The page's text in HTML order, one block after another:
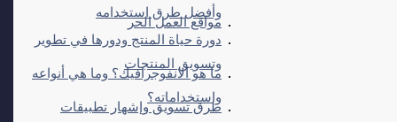
وأفضل طرق استخدامه
مواقع العمل الحر
دورة حياة المنتج ودورها في تطوير
وتسويق المنتجات
ما هو الانفوجرافيك؟ وما هي أنواعه
واستخداماته؟
طرق تسويق وإشهار تطبيقات